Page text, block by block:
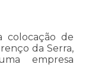
colocação de
da Serra,
empresa